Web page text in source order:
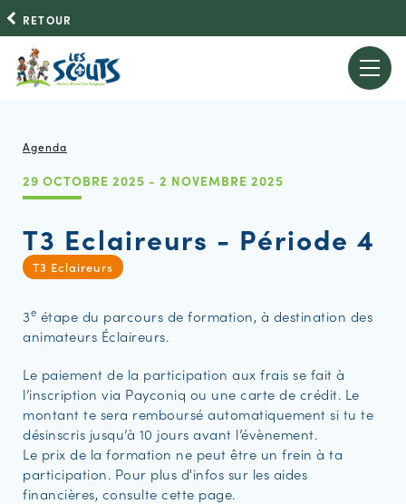
RETOUR
Agenda
29 OCTOBRE 2025 - 2 NOVEMBRE 2025
T3 Eclaireurs - Période 4
T3 Eclaireurs
3e étape du parcours de formation, à destination des
animateurs Éclaireurs.
Le paiement de la participation aux frais se fait à
l’inscription via Payconiq ou une carte de crédit. Le
montant te sera remboursé automatiquement si tu te
désinscris jusqu’à 10 jours avant l’évènement.
Le prix de la formation ne peut être un frein à ta
participation. Pour plus d'infos sur les aides
financières, consulte cette page.